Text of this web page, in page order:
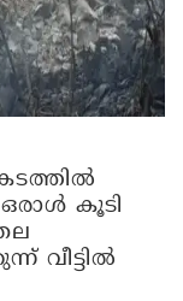
ഒരാൾ കൂടി
വീട്ടിൽ